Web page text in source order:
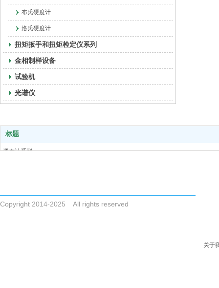
布氏硬度计
洛氏硬度计
扭矩扳手和扭矩检定仪系列
金相制样设备
试验机
光谱仪
标题
硬度计系列
Copyright 2014-2025 All rights reserved
关于